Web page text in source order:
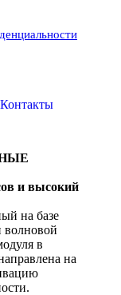
Контакты
и высокий
на базе
волновой
в
на